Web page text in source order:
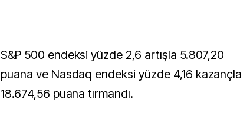
S&P 500 endeksi yüzde 2,6 artışla 5.807,20
puana ve Nasdaq endeksi yüzde 4,16 kazançla
18.674,56 puana tırmandı.